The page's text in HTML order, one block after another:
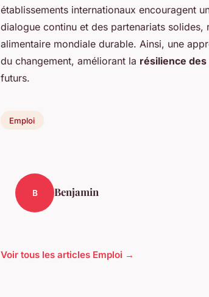
établissements internationaux encouragent
dialogue continu et des partenariats
alimentaire mondiale durable. Ainsi, une
du changement, améliorant la résilience
futurs.
Emploi
B Benjamin
Voir tous les articles Emploi →